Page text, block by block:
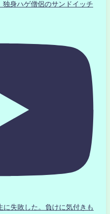
身ハゲ僧侶のサンドイッチ
失敗した。負けに気付きも